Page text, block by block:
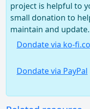
project is helpful to
small donation to
maintain and update.
Dondate via ko-
Dondate via PayPal